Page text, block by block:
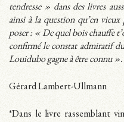
tendresse » dans des livres
ainsi à la question qu’en
poser : « De quel bois chauffe
confirmé le constat admiratif
Louidubo gagne à être connu
Gérard Lambert-Ullmann
*Dans le livre rassemblant